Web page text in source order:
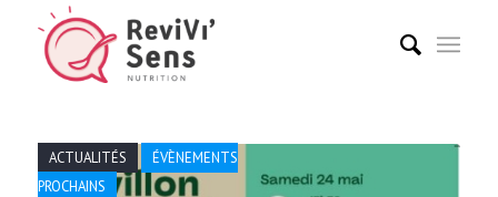
ACTUALITÉS
ÉVÈNEMENTS
PROCHAINS